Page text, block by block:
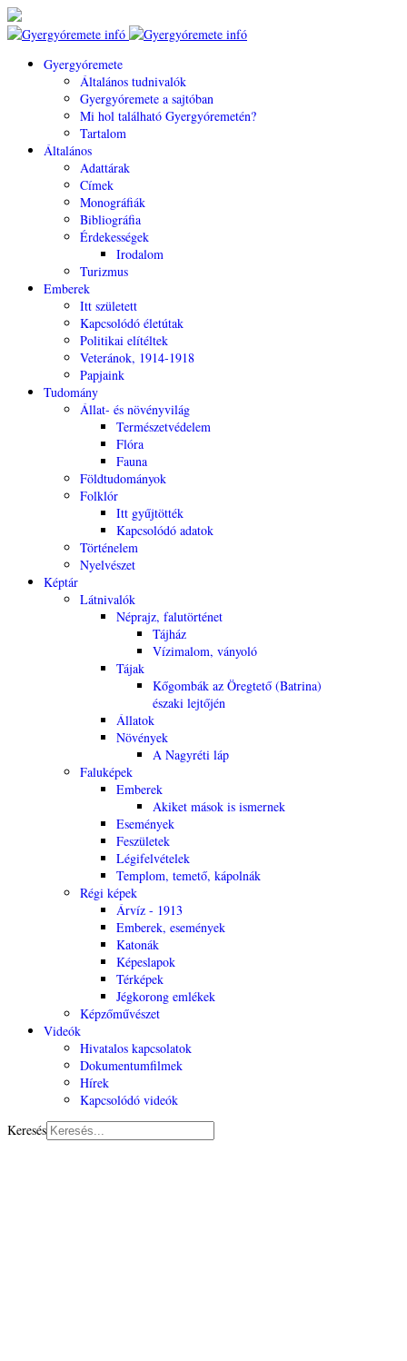
Gyergyóremete
Általános tudnivalók
Gyergyóremete a sajtóban
Mi hol található Gyergyóremetén?
Tartalom
Általános
Adattárak
Címek
Monográfiák
Bibliográfia
Érdekességek
Irodalom
Turizmus
Emberek
Itt született
Kapcsolódó életútak
Politikai elítéltek
Veteránok, 1914-1918
Papjaink
Tudomány
Állat- és növényvilág
Természetvédelem
Flóra
Fauna
Földtudományok
Folklór
Itt gyűjtötték
Kapcsolódó adatok
Történelem
Nyelvészet
Képtár
Látnivalók
Néprajz, falutörténet
Tájház
Vízimalom, ványoló
Tájak
Kőgombák az Öregtető (Batrina)
északi lejtőjén
Állatok
Növények
A Nagyréti láp
Faluképek
Emberek
Akiket mások is ismernek
Események
Feszületek
Légifelvételek
Templom, temető, kápolnák
Régi képek
Árvíz - 1913
Emberek, események
Katonák
Képeslapok
Térképek
Jégkorong emlékek
Képzőművészet
Videók
Hivatalos kapcsolatok
Dokumentumfilmek
Hírek
Kapcsolódó videók
Keresés